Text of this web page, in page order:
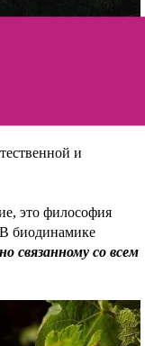
и
это философия
биодинамике
связанному со всем